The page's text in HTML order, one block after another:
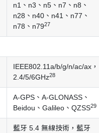
n1、n3、n5、n7、n8、
n28、n40、n41、n77、
n78、n7927
IEEE802.11a/b/g/n/ac/ax，
2.4/5/6GHz28
A-GPS、A-GLONASS、
Beidou、Galileo、QZSS29
藍牙 5.4 無線技術，藍牙